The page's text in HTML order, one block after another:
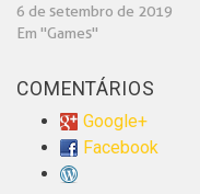
6 de setembro de 2019
Em "Games"
COMENTÁRIOS
Google+
Facebook